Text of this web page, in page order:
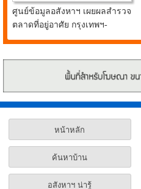
ศูนย์ข้อมูลอสังหาฯ เผยผลสำรวจ
ตลาดที่อยู่อาศัย กรุงเทพฯ-
ปริมณฑล ยังเปิดขายอย่างต่อ
หน้าหลัก
ค้นหาบ้าน
อสังหาฯ น่ารู้